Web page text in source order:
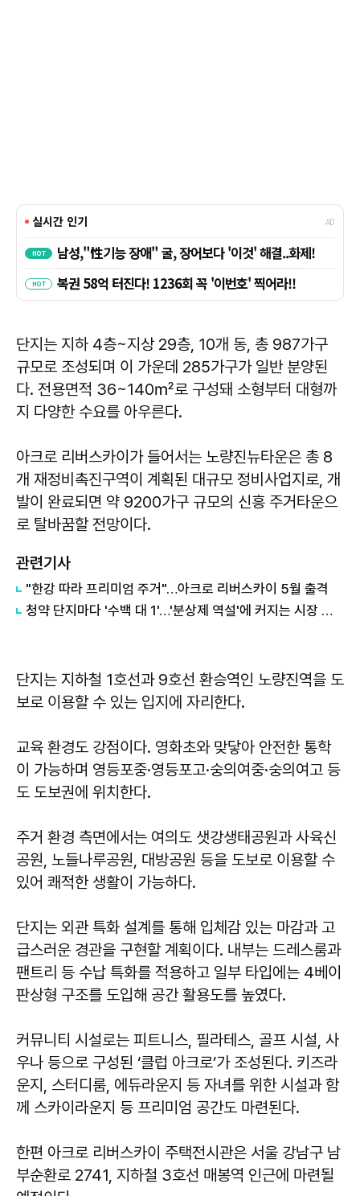
단지는 지하 4층~지상 29층, 10개 동, 총 987가구
규모로 조성되며 이 가운데 285가구가 일반 분양된
다. 전용면적 36~140㎡로 구성돼 소형부터 대형까
지 다양한 수요를 아우른다.
아크로 리버스카이가 들어서는 노량진뉴타운은 총 8
개 재정비촉진구역이 계획된 대규모 정비사업지로, 개
발이 완료되면 약 9200가구 규모의 신흥 주거타운으
로 탈바꿈할 전망이다.
관련기사
"한강 따라 프리미엄 주거"…아크로 리버스카이 5월 출격
청약 단지마다 '수백 대 1'…'분상제 역설'에 커지는 시장 왜곡 우려
단지는 지하철 1호선과 9호선 환승역인 노량진역을 도
보로 이용할 수 있는 입지에 자리한다.
교육 환경도 강점이다. 영화초와 맞닿아 안전한 통학
이 가능하며 영등포중·영등포고·숭의여중·숭의여고 등
도 도보권에 위치한다.
주거 환경 측면에서는 여의도 샛강생태공원과 사육신
공원, 노들나루공원, 대방공원 등을 도보로 이용할 수
있어 쾌적한 생활이 가능하다.
단지는 외관 특화 설계를 통해 입체감 있는 마감과 고
급스러운 경관을 구현할 계획이다. 내부는 드레스룸과
팬트리 등 수납 특화를 적용하고 일부 타입에는 4베이
판상형 구조를 도입해 공간 활용도를 높였다.
커뮤니티 시설로는 피트니스, 필라테스, 골프 시설, 사
우나 등으로 구성된 ‘클럽 아크로’가 조성된다. 키즈라
운지, 스터디룸, 에듀라운지 등 자녀를 위한 시설과 함
께 스카이라운지 등 프리미엄 공간도 마련된다.
한편 아크로 리버스카이 주택전시관은 서울 강남구 남
부순환로 2741, 지하철 3호선 매봉역 인근에 마련될